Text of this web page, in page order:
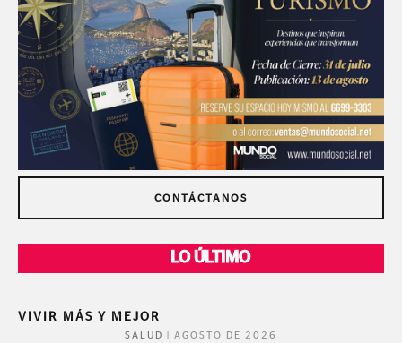
CONTÁCTANOS
LO ÚLTIMO
VIVIR MÁS Y MEJOR
SALUD AGOSTO DE 2026